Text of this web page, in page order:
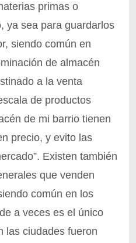
primas o
ya sea para guardarlos
siendo común en
de almacén
a la venta
de productos
de mi barrio tienen
precio, y evito las
Existen también
que venden
común en los
a veces es el único
las ciudades fueron